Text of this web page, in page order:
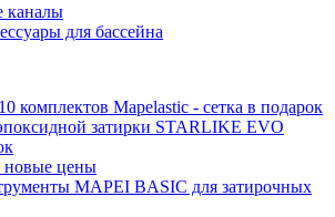
каналы
для бассейна
комплектов Mapelastic - сетка в подарок
затирки STARLIKE EVO
новые цены
MAPEI BASIC для затирочных